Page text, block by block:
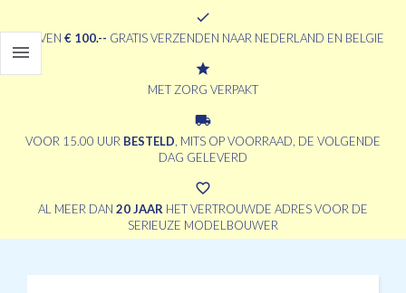

check
BOVEN € 100.-- GRATIS VERZENDEN NAAR NEDERLAND EN BELGIE
grade
MET ZORG VERPAKT
local_shipping
VOOR 15.00 UUR BESTELD , MITS OP VOORRAAD, DE VOLGENDE
DAG GELEVERD
favorite_border
AL MEER DAN 20 JAAR HET VERTROUWDE ADRES VOOR DE
SERIEUZE MODELBOUWER